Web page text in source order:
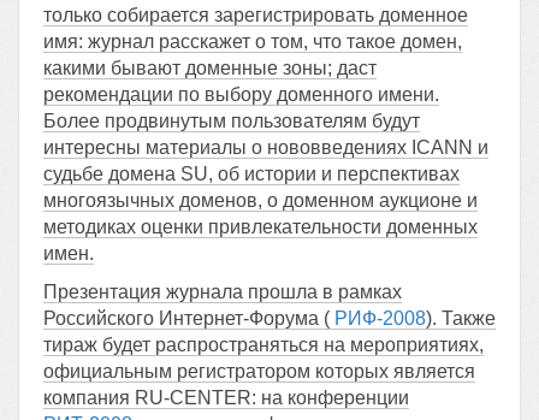
только собирается зарегистрировать доменное
имя: журнал расскажет о том, что такое домен,
какими бывают доменные зоны; даст
рекомендации по выбору доменного имени.
Более продвинутым пользователям будут
интересны материалы о нововведениях ICANN и
судьбе домена SU, об истории и перспективах
многоязычных доменов, о доменном аукционе и
методиках оценки привлекательности доменных
имен.
Презентация журнала прошла в рамках
Российского Интернет-Форума ( РИФ-2008). Также
тираж будет распространяться на мероприятиях,
официальным регистратором которых является
компания RU-CENTER: на конференции